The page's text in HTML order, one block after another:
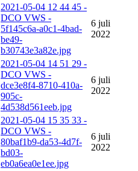
2021-05-04 12 44 45 -
DCO VWS -
5f145c6a-a0c1-4bad-
be49-
b30743e3a82e.jpg
6 juli
2022
2021-05-04 14 51 29 -
DCO VWS -
dce3e8f4-8710-410a-
905c-
4d538d561eeb.jpg
6 juli
2022
2021-05-04 15 35 33 -
DCO VWS -
80baf1b9-da53-4d7f-
bd03-
eb0a6ea0e1ee.jpg
6 juli
2022